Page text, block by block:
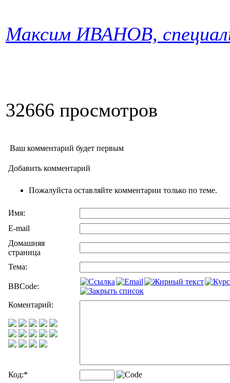
Максим ИВАНОВ,
32666 просмотров
Ваш комментарий будет первым
Добавить комментарий
Пожалуйста оставляйте комментарии только по теме.
Имя:
E-mail
Домашняя
страница
Тема:
BBCode:
Коментарий:
Код:*